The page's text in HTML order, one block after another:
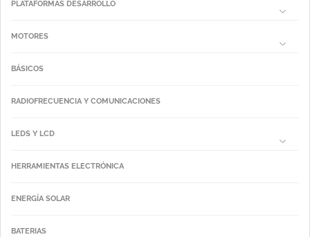
PLATAFORMAS DESARROLLO
MOTORES
BÁSICOS
RADIOFRECUENCIA Y COMUNICACIONES
LEDS Y LCD
HERRAMIENTAS ELECTRÓNICA
ENERGÍA SOLAR
BATERIAS